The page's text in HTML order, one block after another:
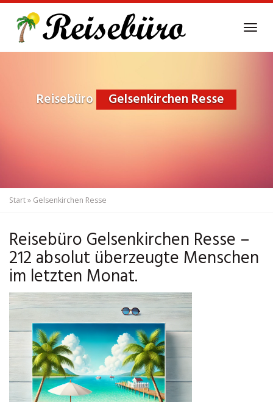
main
Reisebüro Gelsenkirchen Resse
Start» Gelsenkirchen Resse
Reisebüro Gelsenkirchen Resse –
212 absolut überzeugte Menschen
im letzten Monat.